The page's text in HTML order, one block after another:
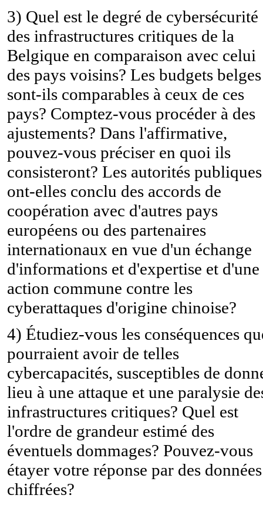
3) Quel est le degré de cybersécurité
des infrastructures critiques de la
Belgique en comparaison avec celui
des pays voisins? Les budgets belges
sont-ils comparables à ceux de ces
pays? Comptez-vous procéder à des
ajustements? Dans l'affirmative,
pouvez-vous préciser en quoi ils
consisteront? Les autorités publiques
ont-elles conclu des accords de
coopération avec d'autres pays
européens ou des partenaires
internationaux en vue d'un échange
d'informations et d'expertise et d'une
action commune contre les
cyberattaques d'origine chinoise?
4) Étudiez-vous les conséquences
pourraient avoir de telles
cybercapacités, susceptibles de
lieu à une attaque et une paralysie
infrastructures critiques? Quel est
l'ordre de grandeur estimé des
éventuels dommages? Pouvez-vous
étayer votre réponse par des données
chiffrées?